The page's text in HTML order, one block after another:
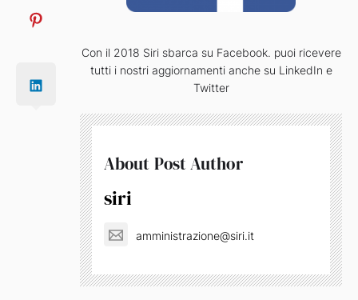
Con il 2018 Siri sbarca su Facebook. puoi ricevere
tutti i nostri aggiornamenti anche su LinkedIn e
Twitter
About Post Author
siri
amministrazione@siri.it